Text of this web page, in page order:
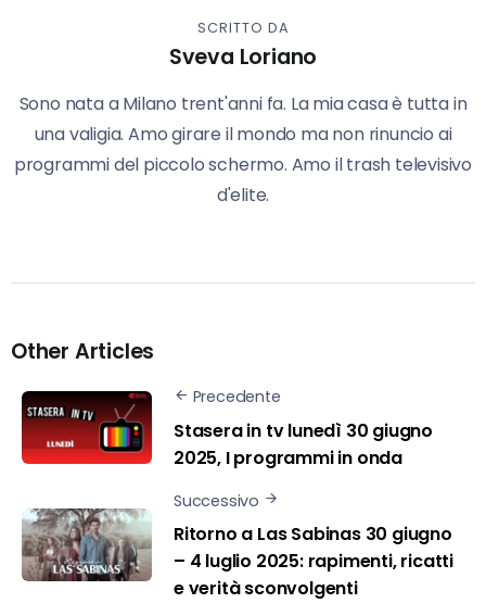
SCRITTO DA
Sveva Loriano
Sono nata a Milano trent'anni fa. La mia casa è tutta in
una valigia. Amo girare il mondo ma non rinuncio ai
programmi del piccolo schermo. Amo il trash televisivo
d'elite.
Other Articles
Precedente
Stasera in tv lunedì 30 giugno
2025, I programmi in onda
Successivo
Ritorno a Las Sabinas 30 giugno
– 4 luglio 2025: rapimenti, ricatti
e verità sconvolgenti